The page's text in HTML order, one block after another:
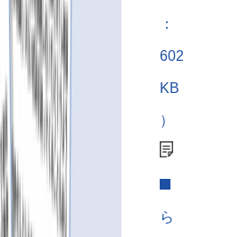
：
602
KB
）
ら